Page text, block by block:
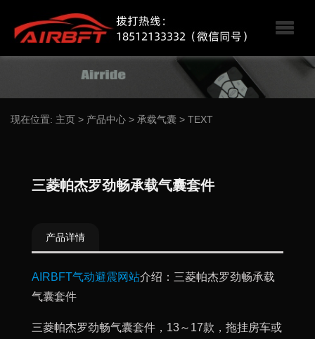
现在位置: 主页 > 产品中心 > 承载气囊 > TEXT
三菱帕杰罗劲畅承载气囊套件
产品详情
AIRBFT气动避震网站介绍：三菱帕杰罗劲畅承载
气囊套件
三菱帕杰罗劲畅气囊套件，13～17款，拖挂房车或